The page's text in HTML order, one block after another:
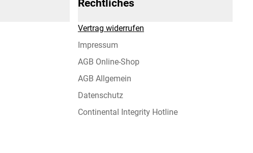
Rechtliches
Vertrag widerrufen
Impressum
AGB Online-Shop
AGB Allgemein
Datenschutz
Continental Integrity Hotline